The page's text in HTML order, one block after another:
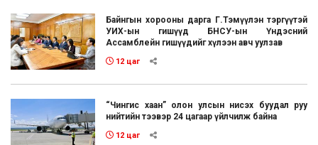
Байнгын хорооны дарга Г.Тэмүүлэн тэргүүтэй
УИХ-ын гишүүд БНСУ-ын Үндэсний
Ассамблейн гишүүдийг хүлээн авч уулзав
12 цаг
“Чингис хаан” олон улсын нисэх буудал руу
нийтийн тээвэр 24 цагаар үйлчилж байна
12 цаг